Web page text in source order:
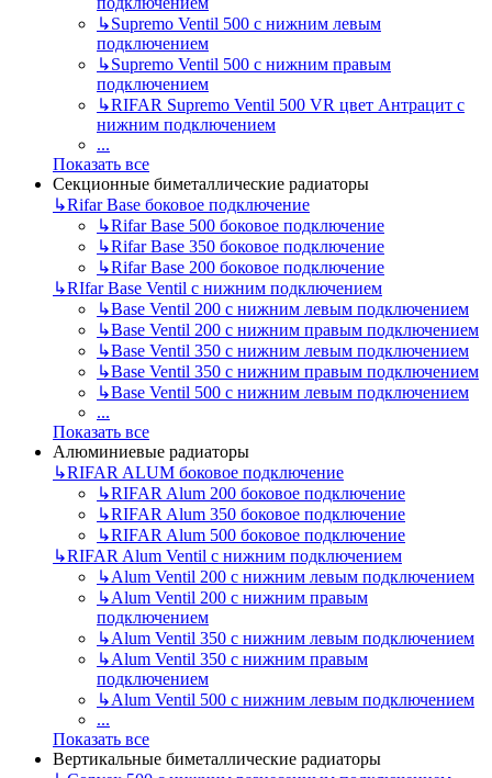
↳Supremo Ventil 500 с нижним левым
подключением
↳Supremo Ventil 500 с нижним правым
подключением
↳RIFAR Supremo Ventil 500 VR цвет Антрацит с
нижним подключением
...
Показать все
Секционные биметаллические радиаторы
↳Rifar Base боковое подключение
↳Rifar Base 500 боковое подключение
↳Rifar Base 350 боковое подключение
↳Rifar Base 200 боковое подключение
↳RIfar Base Ventil с нижним подключением
↳Base Ventil 200 с нижним левым подключением
↳Base Ventil 200 с нижним правым подключением
↳Base Ventil 350 с нижним левым подключением
↳Base Ventil 350 с нижним правым подключением
↳Base Ventil 500 с нижним левым подключением
...
Показать все
Алюминиевые радиаторы
↳RIFAR ALUM боковое подключение
↳RIFAR Alum 200 боковое подключение
↳RIFAR Alum 350 боковое подключение
↳RIFAR Alum 500 боковое подключение
↳RIFAR Alum Ventil с нижним подключением
↳Alum Ventil 200 с нижним левым подключением
↳Alum Ventil 200 с нижним правым
подключением
↳Alum Ventil 350 с нижним левым подключением
↳Alum Ventil 350 с нижним правым
подключением
↳Alum Ventil 500 с нижним левым подключением
...
Показать все
Вертикальные биметаллические радиаторы